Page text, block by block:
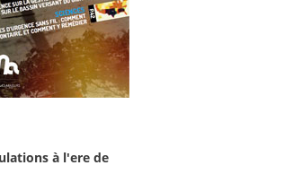
à l'ere de